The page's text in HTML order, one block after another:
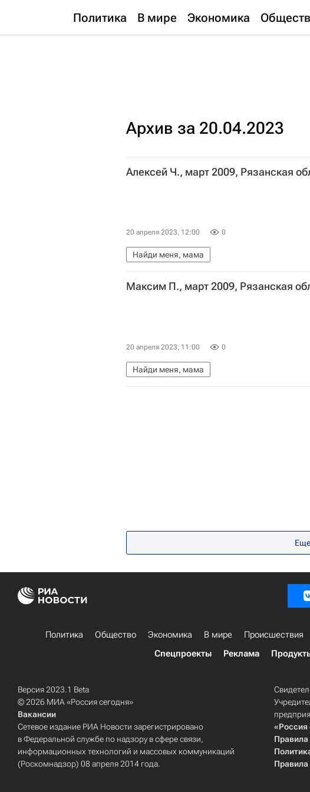
Политика В мире Экономика
Архив за 20.04.2023
Алексей Ч., март 2009, Рязанская
20 апреля 2023, 12:00 0
Найди меня, мама
Максим П., март 2009, Рязанская
20 апреля 2023, 11:00 0
Найди меня, мама
Политика Общество Экономика В мире Происшествия
Спецпроекты
Реклама
Версия 2023.1 Beta
© 2026 МИА «Россия сегодня»
Вакансии
Сетевое издание РИА Новости зарегистрировано
в Федеральной службе по надзору в сфере связи,
информационных технологий и массовых коммуникаций
(Роскомнадзор) 08 апреля 2014 года.
«Россия
Правила
Правила